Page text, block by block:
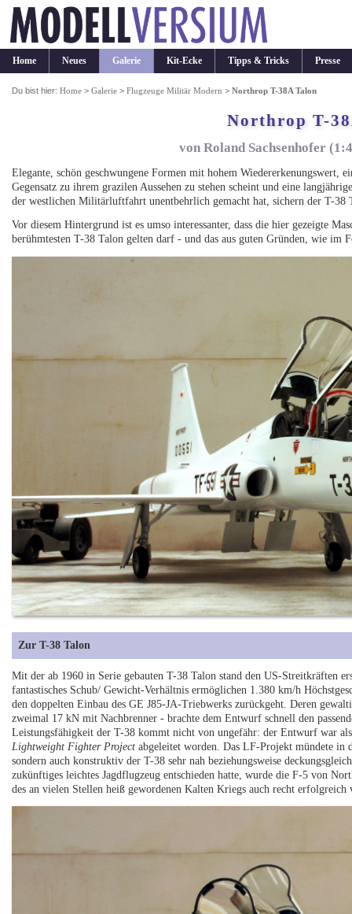
Home Neues Galerie Kit-Ecke Tipps & Tricks Presse
Du bist hier:Home >Galerie >Flugzeuge Militär Modern >Northrop T-38A Talon
Northrop T-
von Roland Sachsenhofer
Elegante, schön geschwungene Formen mit hohem Wiedererkenungswert,
Gegensatz zu ihrem grazilen Aussehen zu stehen scheint und eine
der westlichen Militärluftfahrt unentbehrlich gemacht hat, sichern der T-
Vor diesem Hintergrund ist es umso interessanter, dass die hier gezeigte
berühmtesten T-38 Talon gelten darf - und das aus guten Gründen, wie im
Zur T-38 Talon
Mit der ab 1960 in Serie gebauten T-38 Talon stand den US-Streitkräften
fantastisches Schub/ Gewicht-Verhältnis ermöglichen 1.380 km/h
den doppelten Einbau des GE J85-JA-Triebwerks zurückgeht. Deren
zweimal 17 kN mit Nachbrenner - brachte dem Entwurf schnell den
Leistungsfähigkeit der T-38 kommt nicht von ungefähr: der Entwurf war
Lightweight Fighter Project abgeleitet worden. Das LF-Projekt mündete in
sondern auch konstruktiv der T-38 sehr nah beziehungsweise
zukünftiges leichtes Jagdflugzeug entschieden hatte, wurde die F-5 von
des an vielen Stellen heiß gewordenen Kalten Kriegs auch recht erfolgreich